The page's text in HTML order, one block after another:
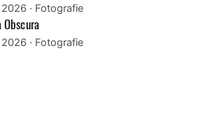
· Fotografie
· Fotografie